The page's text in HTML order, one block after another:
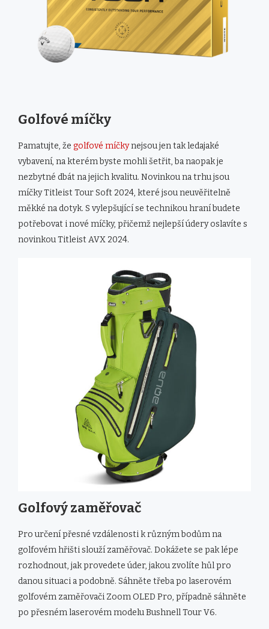
Golfové míčky
Pamatujte, že golfové míčkynejsou jen tak ledajaké
vybavení, na kterém byste mohli šetřit, ba naopak je
nezbytné dbát na jejich kvalitu. Novinkou na trhu jsou
míčky Titleist Tour Soft 2024, které jsou neuvěřitelně
měkké na dotyk. S vylepšující se technikou hraní budete
potřebovat i nové míčky, přičemž nejlepší údery oslavíte s
novinkou Titleist AVX 2024.
Golfový zaměřovač
Pro určení přesné vzdálenosti k různým bodům na
golfovém hřišti slouží zaměřovač. Dokážete se pak lépe
rozhodnout, jak provedete úder, jakou zvolíte hůl pro
danou situaci a podobně. Sáhněte třeba po laserovém
golfovém zaměřovači Zoom OLED Pro, případně sáhněte
po přesném laserovém modelu Bushnell Tour V6.